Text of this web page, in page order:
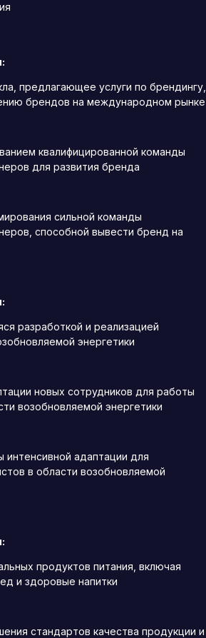
предлагающее услуги по брендингу,
брендов на международном рынке
квалифицированной команды
для развития бренда
сильной команды
способной вывести бренд на
разработкой и реализацией
энергетики
новых сотрудников для работы
возобновляемой энергетики
интенсивной адаптации для
в области возобновляемой
продуктов питания, включая
и здоровые напитки
стандартов качества продукции и